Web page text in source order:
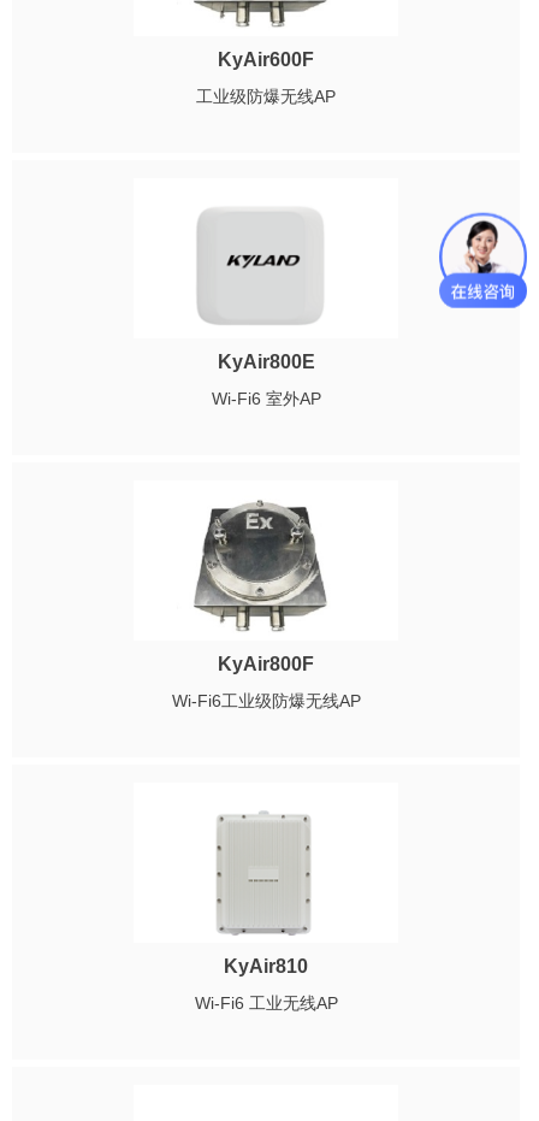
KyAir600F
工业级防爆无线AP
KyAir800E
Wi-Fi6 室外AP
KyAir800F
Wi-Fi6工业级防爆无线AP
KyAir810
Wi-Fi6 工业无线AP